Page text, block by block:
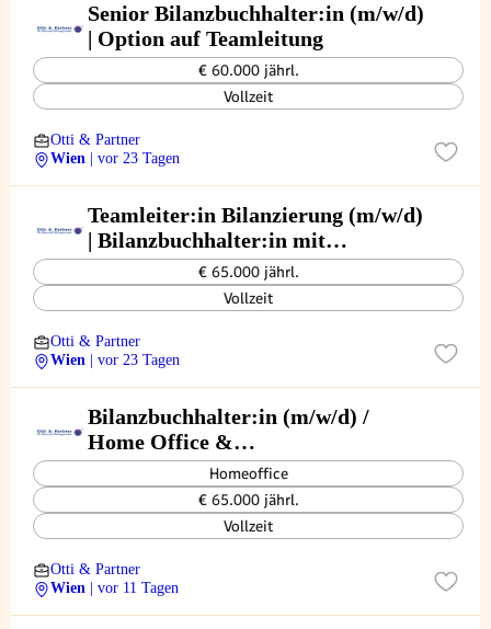
Senior Bilanzbuchhalter:in (m/w/d)
| Option auf Teamleitung
€ 60.000 jährl.
Vollzeit
Otti & Partner
Wien
| vor 23 Tagen
Teamleiter:in Bilanzierung (m/w/d)
| Bilanzbuchhalter:in mit
Führungsverantwortung
€ 65.000 jährl.
Vollzeit
Otti & Partner
Wien
| vor 23 Tagen
Bilanzbuchhalter:in (m/w/d) /
Home Office &
eigenverantwortliche
Klientenbetreuung
Homeoffice
€ 65.000 jährl.
Vollzeit
Otti & Partner
Wien
| vor 11 Tagen